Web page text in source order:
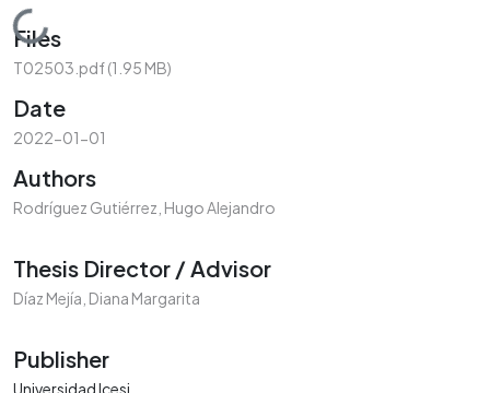
Loading...
Files
T02503.pdf(1.95 MB)
Date
2022-01-01
Authors
Rodríguez Gutiérrez, Hugo Alejandro
Thesis Director / Advisor
Díaz Mejía, Diana Margarita
Publisher
Universidad Icesi